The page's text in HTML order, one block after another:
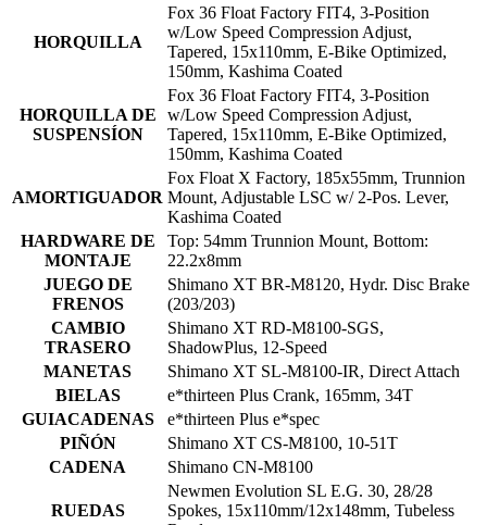
HORQUILLA
Fox 36 Float Factory FIT4, 3-Position
w/Low Speed Compression Adjust,
Tapered, 15x110mm, E-Bike Optimized,
150mm, Kashima Coated
HORQUILLA DE
SUSPENSÍON
Fox 36 Float Factory FIT4, 3-Position
w/Low Speed Compression Adjust,
Tapered, 15x110mm, E-Bike Optimized,
150mm, Kashima Coated
AMORTIGUADOR
Fox Float X Factory, 185x55mm, Trunnion
Mount, Adjustable LSC w/ 2-Pos. Lever,
Kashima Coated
HARDWARE DE
MONTAJE
Top: 54mm Trunnion Mount, Bottom:
22.2x8mm
JUEGO DE
FRENOS
Shimano XT BR-M8120, Hydr. Disc Brake
(203/203)
CAMBIO
TRASERO
Shimano XT RD-M8100-SGS,
ShadowPlus, 12-Speed
MANETAS
Shimano XT SL-M8100-IR, Direct Attach
BIELAS
e*thirteen Plus Crank, 165mm, 34T
GUIACADENAS
e*thirteen Plus e*spec
PIÑÓN
Shimano XT CS-M8100, 10-51T
CADENA
Shimano CN-M8100
RUEDAS
Newmen Evolution SL E.G. 30, 28/28
Spokes, 15x110mm/12x148mm, Tubeless